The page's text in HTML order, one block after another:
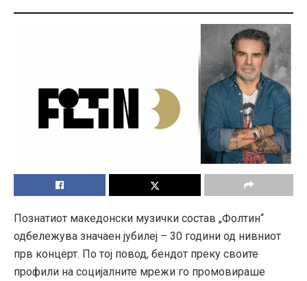
Познатиот македонски музички состав „Фолтин“
одбележува значаен јубилеј – 30 години од нивниот
прв концерт. По тој повод, бендот преку своите
профили на социјалните мрежи го промовираше